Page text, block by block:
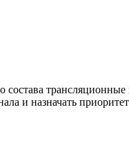
и назначать